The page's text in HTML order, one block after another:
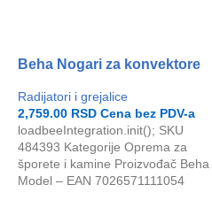
Beha Nogari za konvektore
Radijatori i grejalice
2,759.00 RSD Cena bez PDV-a
loadbeeIntegration.init(); SKU
484393 Kategorije Oprema za
šporete i kamine Proizvođač Beha
Model – EAN 7026571111054